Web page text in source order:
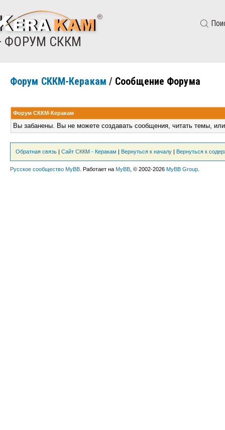
ФОРУМ СККМ
Форум СККМ-Керакам / Сообщение Форума
Форум СККМ-Керакам
Вы забанены. Вы не можете создавать сообщения, читать темы,
Обратная связь | Сайт СККМ - Керакам | Вернуться к началу | Вернуться к
Русское сообщество MyBB . Работает на MyBB , © 2002-2026 MyBB Group